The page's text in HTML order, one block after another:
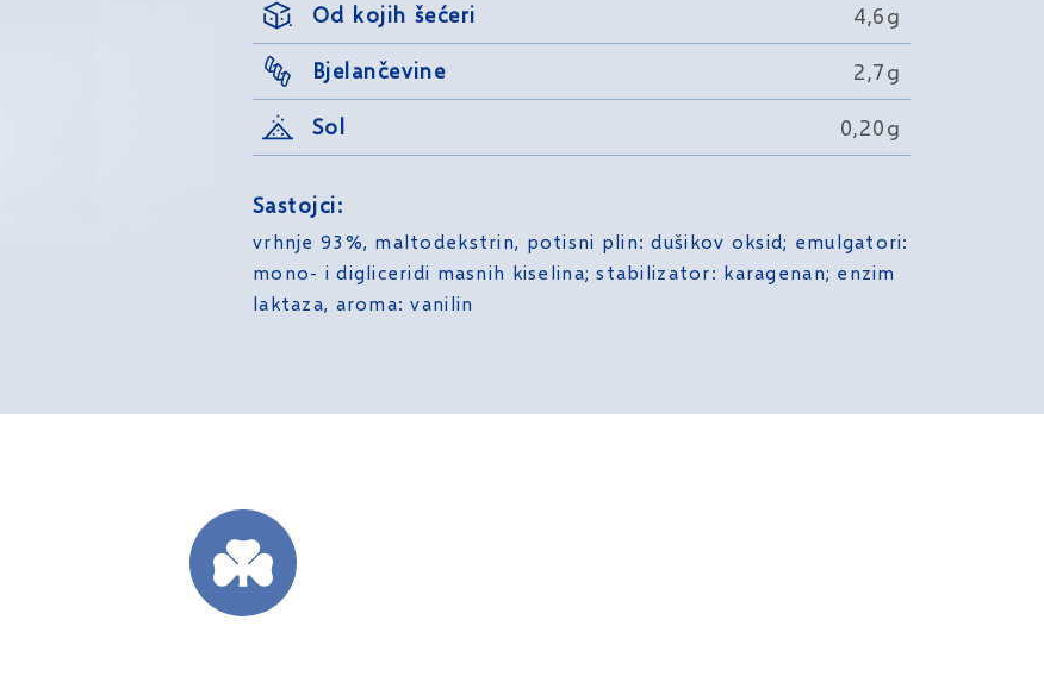
Od kojih šećeri 4,6g
Bjelančevine 2,7g
Sol 0,20g
Sastojci:
vrhnje 93%, maltodekstrin, potisni plin: dušikov oksid; emulgatori:
mono- i digliceridi masnih kiselina; stabilizator: karagenan; enzim
laktaza, aroma: vanilin